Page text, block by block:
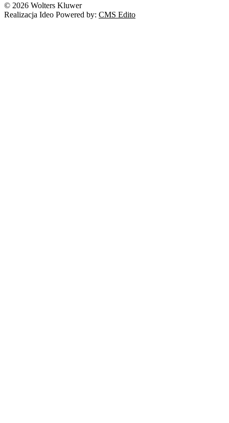
© 2026 Wolters Kluwer
Realizacja Ideo Powered by: CMS Edito